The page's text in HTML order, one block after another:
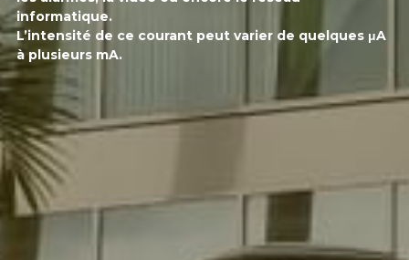
informatique.
L’intensité de ce courant peut varier de quelques μA
à plusieurs mA.